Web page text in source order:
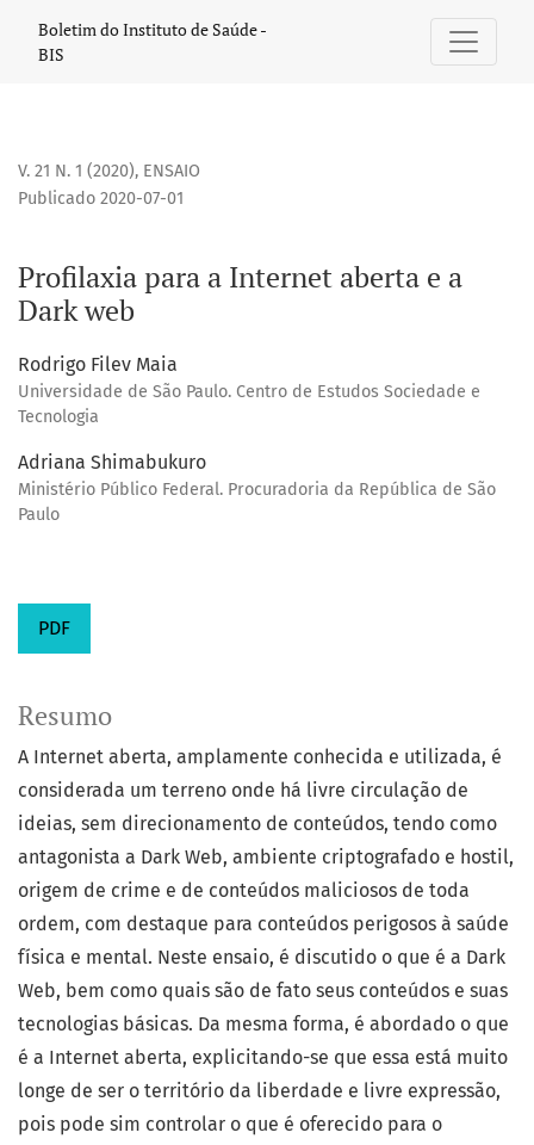
Boletim do Instituto de Saúde -
BIS
V. 21 N. 1 (2020), ENSAIO
Profilaxia para a Internet aberta e a
Dark web
Publicado 2020-07-01
Rodrigo Filev Maia
Universidade de São Paulo. Centro de Estudos Sociedade e
Tecnologia
Adriana Shimabukuro
Ministério Público Federal. Procuradoria da República de São
Paulo
PDF
Resumo
A Internet aberta, amplamente conhecida e utilizada, é
considerada um terreno onde há livre circulação de
ideias, sem direcionamento de conteúdos, tendo como
antagonista a Dark Web, ambiente criptografado e hostil,
origem de crime e de conteúdos maliciosos de toda
ordem, com destaque para conteúdos perigosos à saúde
física e mental. Neste ensaio, é discutido o que é a Dark
Web, bem como quais são de fato seus conteúdos e suas
tecnologias básicas. Da mesma forma, é abordado o que
é a Internet aberta, explicitando-se que essa está muito
longe de ser o território da liberdade e livre expressão,
pois pode sim controlar o que é oferecido para o